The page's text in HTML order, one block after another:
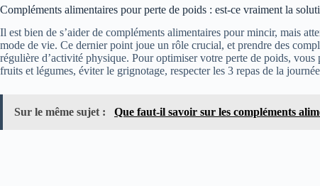
Compléments alimentaires pour perte de poids : est-ce vraiment la
Il est bien de s’aider de compléments alimentaires pour mincir, mais
mode de vie. Ce dernier point joue un rôle crucial, et prendre des
régulière d’activité physique. Pour optimiser votre perte de poids,
fruits et légumes, éviter le grignotage, respecter les 3 repas de la
Sur le même sujet : Que faut-il savoir sur les compléments